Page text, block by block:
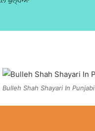
Bulleh Shah Shayari In Punjabi